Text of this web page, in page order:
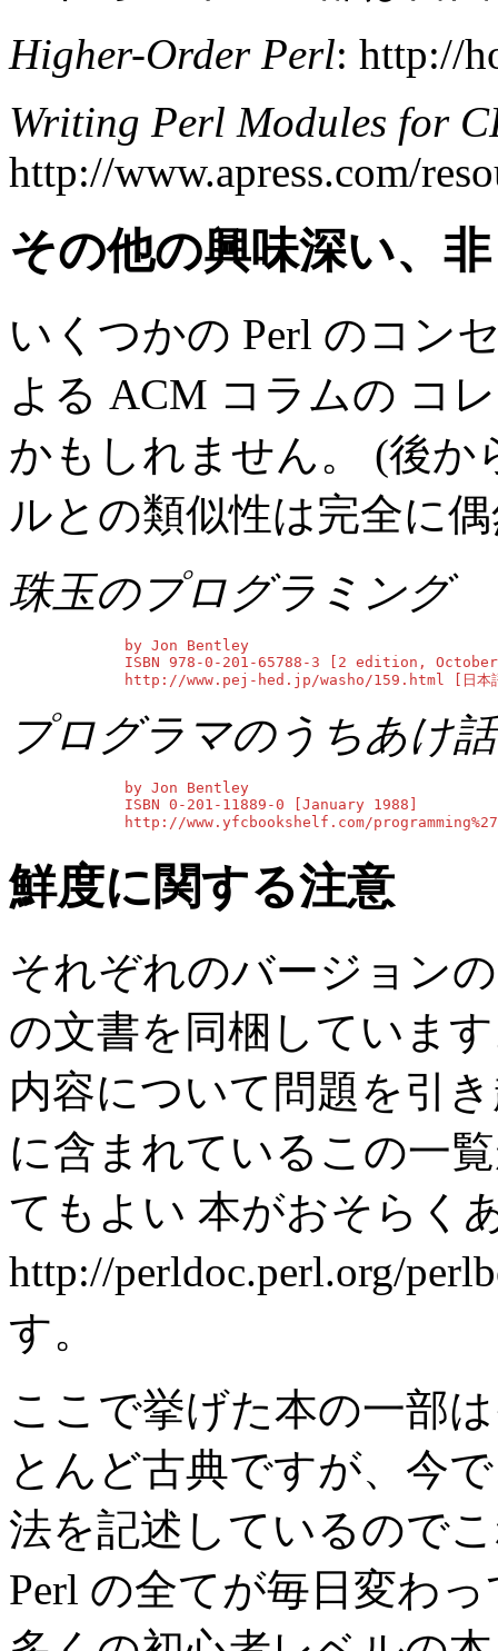
Higher-Order Perl: http://
Writing Perl Modules for
http://www.apress.com/
その他の興味深い、
いくつかの Perl のコン
よる ACM コラムの コ
かもしれません。 (後か
ルとの類似性は完全に
珠玉のプログラミング
        by Jon Bentley
ISBN 978-0-201-65788-3 [2 edition,
http://www.pej-hed.jp/washo/159.html [日本
プログラマのうちあけ話
        by Jon Bentley
        ISBN 0-201-11889-0 [January 1988]
http://www.yfcbookshelf.com/
鮮度に関する注意
それぞれのバージョン
の文書を同梱していま
内容について問題を引
に含まれているこの一
てもよい 本がおそらく
http://perldoc.perl.org/
す。
ここで挙げた本の一部
とんど古典ですが、今
法を記述しているので
Perl の全てが毎日変わ